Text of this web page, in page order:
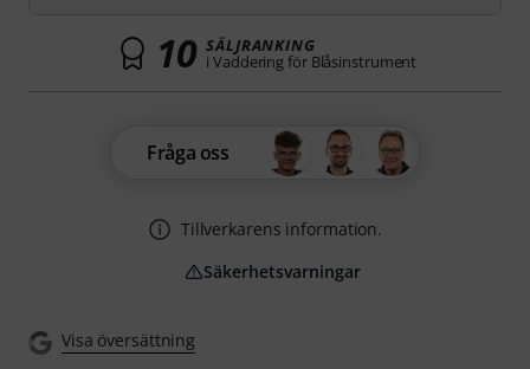
Visa översättning
10 SÄLJRANKING
i Vaddering för Blåsinstrument
Fråga oss
Tillverkarens information.
Säkerhetsvarningar